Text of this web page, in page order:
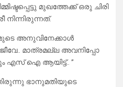
മുഖത്തേക്ക് ഒരു ചിരി
അനുവിനേക്കാൾ
മാത്രമല്ല അവനിപ്പോ
എസ് ഐ ആയിട്ട്.. ”
ഭാനുമതിയുടെ